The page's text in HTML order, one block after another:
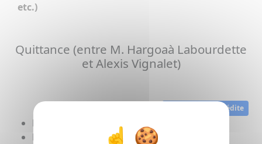
etc.)
Quittance (entre M. Hargoaà Labourdette
et Alexis Vignalet)
Archive privée inédite
Date:
Lieu: